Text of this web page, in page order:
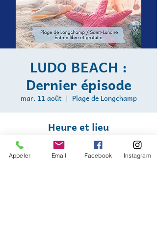
LUDO BEACH :
Dernier épisode
mar. 11 août
  |
Plage de Longchamp
Heure et lieu
11 août 2026, 15:00 – 18:00
Plage de Longchamp, Plage de Longchamp,
Appeler Email Facebook Instagram